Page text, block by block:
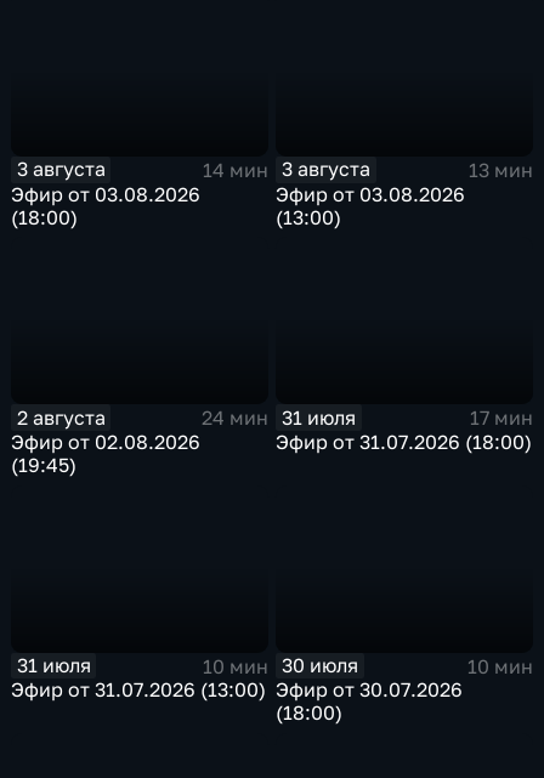
3 августа
14 мин
Эфир от 03.08.2026
(18:00)
3 августа
13 мин
Эфир от 03.08.2026
(13:00)
2 августа
24 мин
Эфир от 02.08.2026
(19:45)
31 июля
17 мин
Эфир от 31.07.2026 (18:00)
31 июля
10 мин
Эфир от 31.07.2026 (13:00)
30 июля
10 мин
Эфир от 30.07.2026
(18:00)